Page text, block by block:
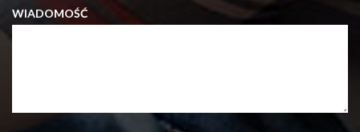
WIADOMOŚĆ